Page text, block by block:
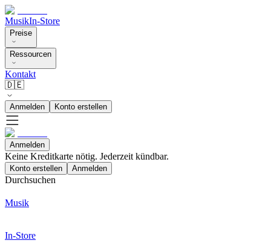
MusikIn-Store
Preise
Ressourcen
Kontakt
🇩🇪
Anmelden Konto erstellen
Anmelden
Keine Kreditkarte nötig. Jederzeit kündbar.
Konto erstellen Anmelden
Durchsuchen
Musik
In-Store